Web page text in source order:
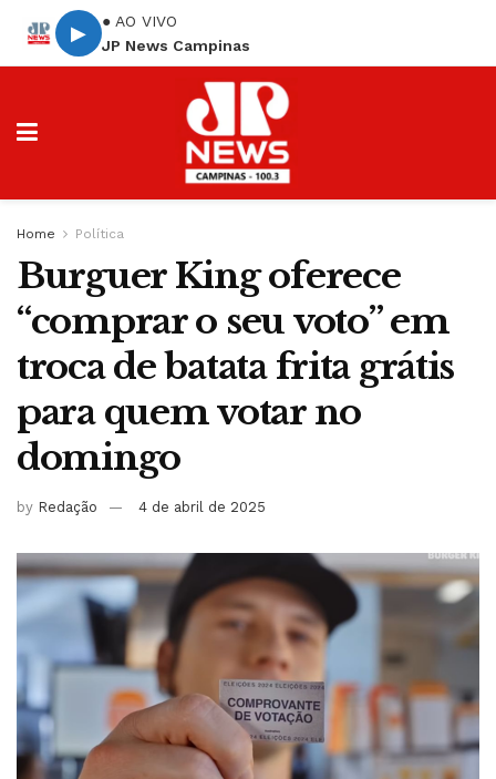
▶
● AO VIVO
JP News Campinas
Home Política
Burguer King oferece
“comprar o seu voto” em
troca de batata frita grátis
para quem votar no
domingo
by Redação 4 de abril de 2025